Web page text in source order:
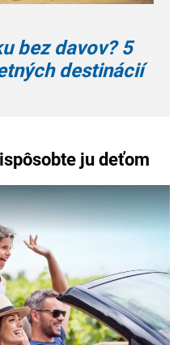
bez davov? 5
destinácií
ju deťom